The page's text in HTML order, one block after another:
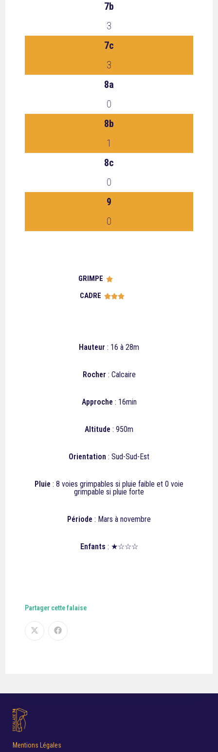
7b
3
7c
3
8a
0
8b
1
8c
0
9
0
GRIMPE 
CADRE 
Hauteur : 16 à 28m
Rocher : Calcaire
Approche : 16min
Altitude : 950m
Orientation : Sud-Sud-Est
Pluie : 8 voies grimpables si pluie faible et 0 voie
grimpable si pluie forte
Période : Mars à novembre
Enfants : ★☆☆☆
Partager cette falaise
Mentions Légales